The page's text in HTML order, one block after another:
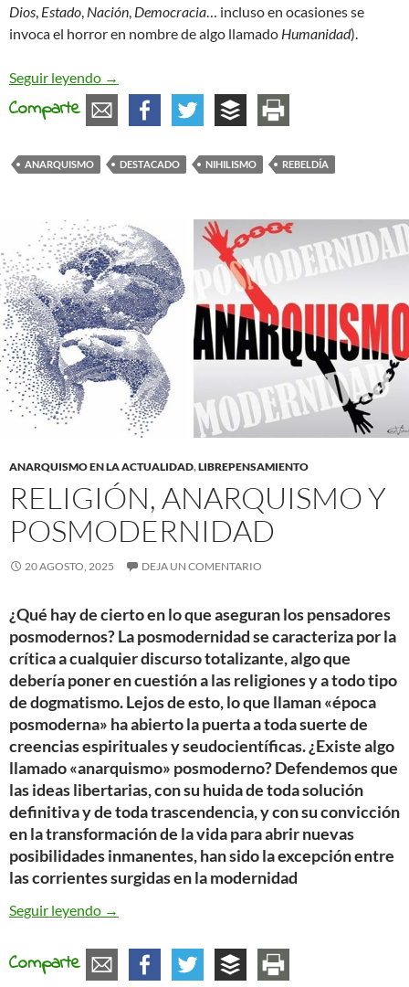
Dios, Estado, Nación, Democracia… incluso en ocasiones se
invoca el horror en nombre de algo llamado Humanidad).
Seguir leyendo Hablemos de rebeldía (y actuemos)
→
Comparte
ANARQUISMO DESTACADO NIHILISMO REBELDÍA
ANARQUISMO EN LA ACTUALIDAD,LIBREPENSAMIENTO
RELIGIÓN, ANARQUISMO Y
POSMODERNIDAD
20 AGOSTO, 2025 DEJA UN COMENTARIO
¿Qué hay de cierto en lo que aseguran los pensadores
posmodernos? La posmodernidad se caracteriza por la
crítica a cualquier discurso totalizante, algo que
debería poner en cuestión a las religiones y a todo tipo
de dogmatismo. Lejos de esto, lo que llaman «época
posmoderna» ha abierto la puerta a toda suerte de
creencias espirituales y seudocientíficas. ¿Existe algo
llamado «anarquismo» posmoderno? Defendemos que
las ideas libertarias, con su huida de toda solución
definitiva y de toda trascendencia, y con su convicción
en la transformación de la vida para abrir nuevas
posibilidades inmanentes, han sido la excepción entre
las corrientes surgidas en la modernidad
Seguir leyendo Religión, anarquismo y posmodernidad
→
Comparte